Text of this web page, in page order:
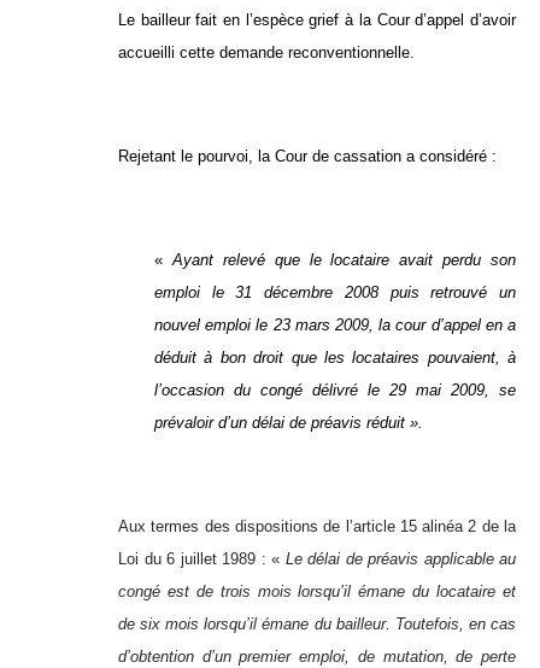
Le bailleur fait en l’espèce grief à la Cour d’appel d’avoir
accueilli cette demande reconventionnelle.
Rejetant le pourvoi, la Cour de cassation a considéré :
«Ayant relevé que le locataire avait perdu son
emploi le 31 décembre 2008 puis retrouvé un
nouvel emploi le 23 mars 2009, la cour d’appel en a
déduit à bon droit que les locataires pouvaient, à
l’occasion du congé délivré le 29 mai 2009, se
prévaloir d’un délai de préavis réduit ».
Aux termes des dispositions de l’article 15 alinéa 2 de la
Loi du 6 juillet 1989 : « Le délai de préavis applicable au
congé est de trois mois lorsqu’il émane du locataire et
de six mois lorsqu’il émane du bailleur. Toutefois, en cas
d’obtention d’un premier emploi, de mutation, de perte